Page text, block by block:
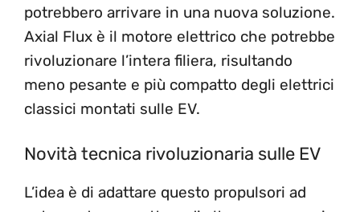
potrebbero arrivare in una nuova soluzione.
Axial Flux è il motore elettrico che potrebbe
rivoluzionare l’intera filiera, risultando
meno pesante e più compatto degli elettrici
classici montati sulle EV.
Novità tecnica rivoluzionaria sulle EV
L’idea è di adattare questo propulsori ad